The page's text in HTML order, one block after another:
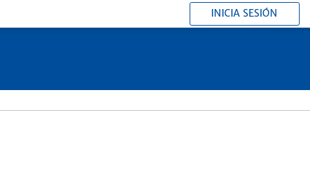
INICIA SESIÓN